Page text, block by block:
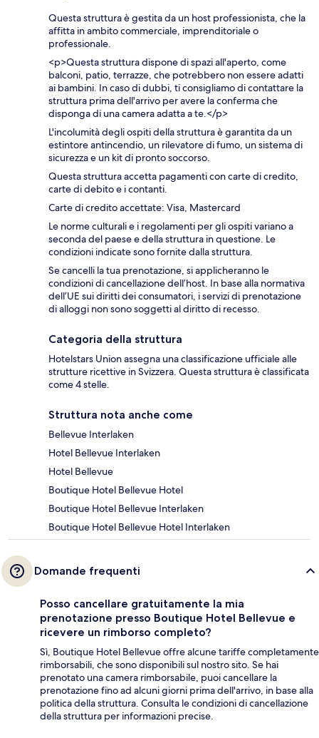
Questa struttura è gestita da un host professionista, che la
affitta in ambito commerciale, imprenditoriale o
professionale.
<p>Questa struttura dispone di spazi all'aperto, come
balconi, patio, terrazze, che potrebbero non essere adatti
ai bambini. In caso di dubbi, ti consigliamo di contattare la
struttura prima dell'arrivo per avere la conferma che
disponga di una camera adatta a te.</p>
L'incolumità degli ospiti della struttura è garantita da un
estintore antincendio, un rilevatore di fumo, un sistema di
sicurezza e un kit di pronto soccorso.
Questa struttura accetta pagamenti con carte di credito,
carte di debito e i contanti.
Carte di credito accettate: Visa, Mastercard
Le norme culturali e i regolamenti per gli ospiti variano a
seconda del paese e della struttura in questione. Le
condizioni indicate sono fornite dalla struttura.
Se cancelli la tua prenotazione, si applicheranno le
condizioni di cancellazione dell’host. In base alla normativa
dell’UE sui diritti dei consumatori, i servizi di prenotazione
di alloggi non sono soggetti al diritto di recesso.
Categoria della struttura
Hotelstars Union assegna una classificazione ufficiale alle
strutture ricettive in Svizzera. Questa struttura è classificata
come 4 stelle.
Struttura nota anche come
Bellevue Interlaken
Hotel Bellevue Interlaken
Hotel Bellevue
Boutique Hotel Bellevue Hotel
Boutique Hotel Bellevue Interlaken
Boutique Hotel Bellevue Hotel Interlaken
Domande frequenti
Posso cancellare gratuitamente la mia
prenotazione presso Boutique Hotel Bellevue e
ricevere un rimborso completo?
Sì, Boutique Hotel Bellevue offre alcune tariffe completamente
rimborsabili, che sono disponibili sul nostro sito. Se hai
prenotato una camera rimborsabile, puoi cancellare la
prenotazione fino ad alcuni giorni prima dell'arrivo, in base alla
politica della struttura. Consulta le condizioni di cancellazione
della struttura per informazioni precise.